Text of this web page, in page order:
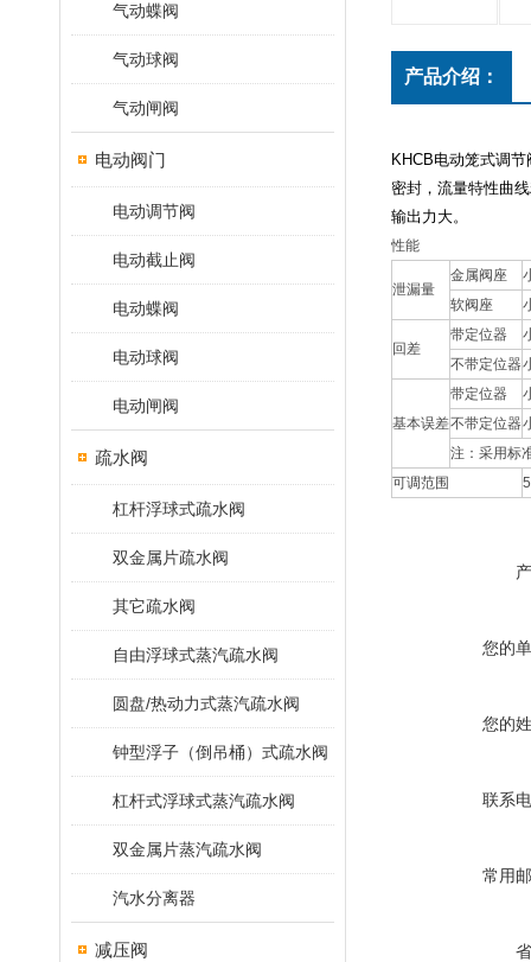
气动蝶阀
气动球阀
气动闸阀
电动阀门
电动调节阀
电动截止阀
电动蝶阀
电动球阀
电动闸阀
疏水阀
杠杆浮球式疏水阀
双金属片疏水阀
其它疏水阀
自由浮球式蒸汽疏水阀
圆盘/热动力式蒸汽疏水阀
钟型浮子（倒吊桶）式疏水阀
杠杆式浮球式蒸汽疏水阀
双金属片蒸汽疏水阀
汽水分离器
减压阀
产品介绍：
KHCB电动笼式调
密封，流量特性曲
输出力大。
性能
泄漏量
金属阀座
软阀座
回差
带定位器
不带定位器
基本误差
带定位器
不带定位器
注：采用标
可调范围
您的
您的
联系
常用